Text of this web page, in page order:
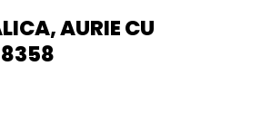
AURIE CU
8358